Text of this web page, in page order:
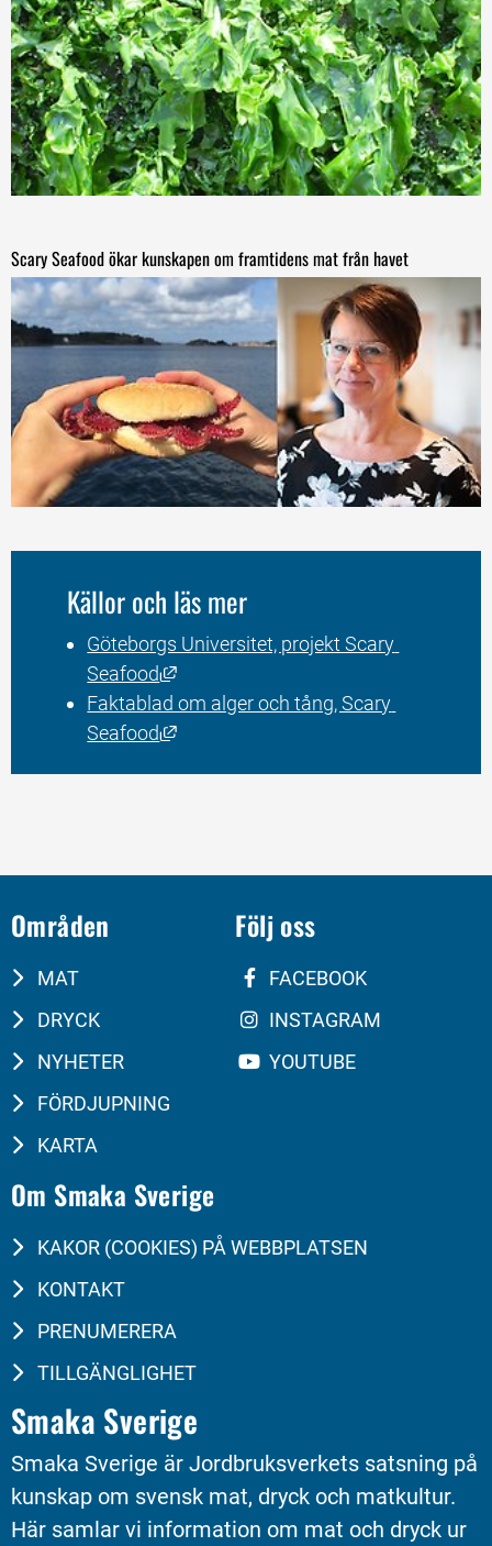
Scary Seafood ökar kunskapen om framtidens mat från havet
Källor och läs mer
Göteborgs Universitet, projekt Scary
Seafood
Länk till annan webbplats, öppnas i
Faktablad om alger och tång, Scary
Seafood
Länk till annan webbplats, öppnas i
Områden
MAT
DRYCK
NYHETER
FÖRDJUPNING
KARTA
Följ oss
FACEBOOK
INSTAGRAM
YOUTUBE
Om Smaka Sverige
KAKOR (COOKIES) PÅ WEBBPLATSEN
KONTAKT
PRENUMERERA
TILLGÄNGLIGHET
Smaka Sverige
Smaka Sverige är Jordbruksverkets satsning på
kunskap om svensk mat, dryck och matkultur.
Här samlar vi information om mat och dryck ur